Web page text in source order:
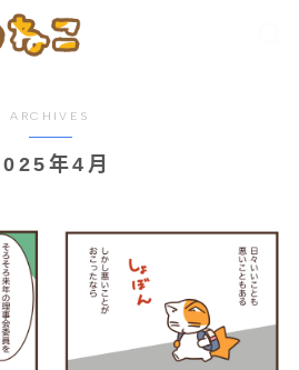
ARCHIVES
年4月